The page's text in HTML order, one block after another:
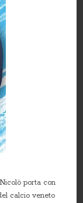
porta con
calcio veneto